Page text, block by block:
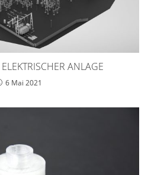
ANLAGE
6 Mai 2021